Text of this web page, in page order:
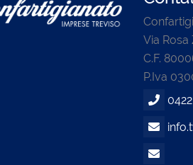
Via Rosa
C.F.
P.Iva
0422